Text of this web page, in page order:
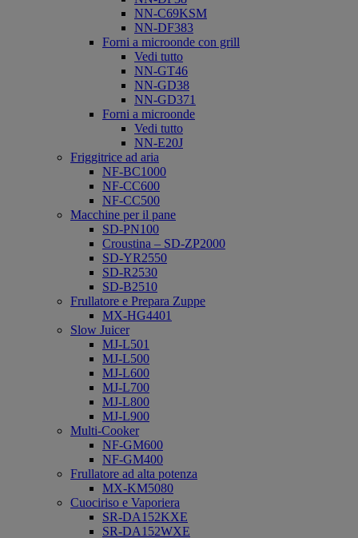
NN-C69KSM
NN-DF383
Forni a microonde con grill
Vedi tutto
NN-GT46
NN-GD38
NN-GD371
Forni a microonde
Vedi tutto
NN-E20J
Friggitrice ad aria
NF-BC1000
NF-CC600
NF-CC500
Macchine per il pane
SD-PN100
Croustina – SD-ZP2000
SD-YR2550
SD-R2530
SD-B2510
Frullatore e Prepara Zuppe
MX-HG4401
Slow Juicer
MJ-L501
MJ-L500
MJ-L600
MJ-L700
MJ-L800
MJ-L900
Multi-Cooker
NF-GM600
NF-GM400
Frullatore ad alta potenza
MX-KM5080
Cuociriso e Vaporiera
SR-DA152KXE
SR-DA152WXE